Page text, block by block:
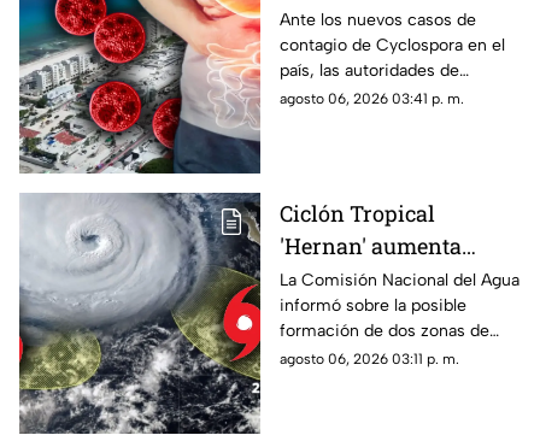
Quintana Roo? Esto
dicen las autoridades
sobre los turistas
contagiados de
Ante los nuevos casos de
contagio de Cyclospora en el
país, las autoridades de
Quintana Roo informaron
agosto 06, 2026 03:41 p. m.
Ciclón Tropical
'Hernan' aumenta
probabilidad de
formación: Vigilan dos
zonas de baja presión
con probablidad de
La Comisión Nacional del Agua
informó sobre la posible
formación de dos zonas de
baja presión con potencial
agosto 06, 2026 03:11 p. m.